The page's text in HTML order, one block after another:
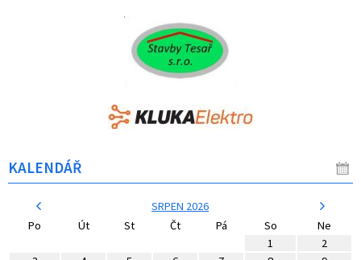
KALENDÁŘ
SRPEN 2026
Po
Út St Čt Pá So
Ne
1
2